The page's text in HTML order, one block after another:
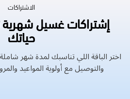
الاشتراكات
إشتراكات غسيل
حياتك
اختر الباقة اللي تناسبك لمدة شهر
والتوصيل مع أولوية المواعيد